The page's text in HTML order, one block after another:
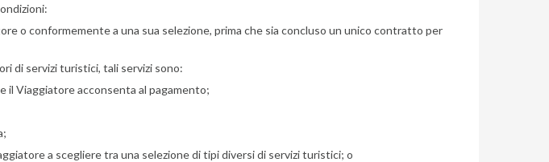
o conformemente a una sua selezione, prima che sia concluso un unico contratto per
di servizi turistici, tali servizi sono:
il Viaggiatore acconsenta al pagamento;
a scegliere tra una selezione di tipi diversi di servizi turistici; o